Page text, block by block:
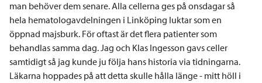
man behöver dem senare. Alla cellerna ges på onsdagar så
hela hematologavdelningen i Linköping luktar som en
öppnad majsburk. För oftast är det flera patienter som
behandlas samma dag. Jag och Klas Ingesson gavs celler
samtidigt så jag kunde ju följa hans historia via tidningarna.
Läkarna hoppades på att detta skulle hålla länge - mitt höll i